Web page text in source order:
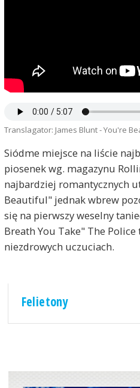
Translagator: James Blunt - You're
Siódme miejsce na liście
piosenek wg. magazynu
najbardziej romantycznych
Beautiful" jednak wbrew
się na pierwszy weselny
Breath You Take" The
niezdrowych uczuciach.
Felietony